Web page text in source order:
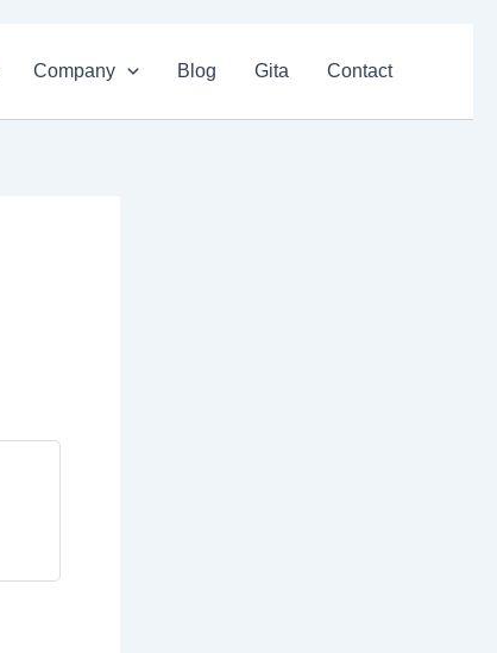
Company Blog Gita Contact